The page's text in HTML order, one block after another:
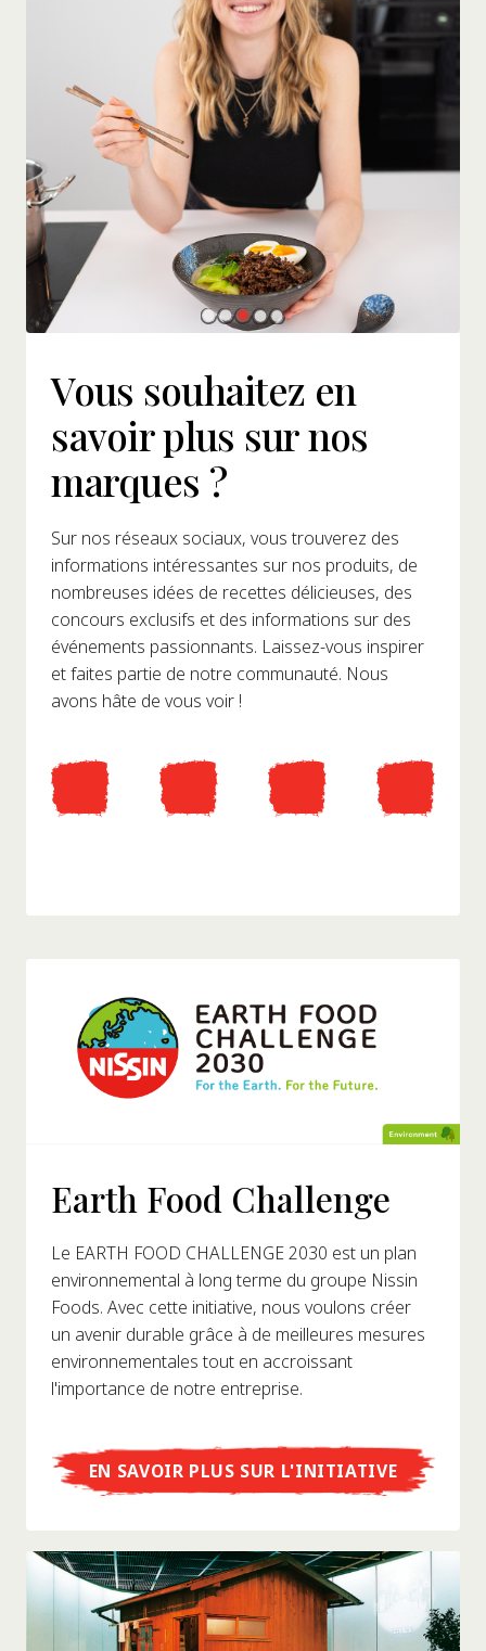
Vous souhaitez en
savoir plus sur nos
marques ?
Sur nos réseaux sociaux, vous trouverez des
informations intéressantes sur nos produits, de
nombreuses idées de recettes délicieuses, des
concours exclusifs et des informations sur des
événements passionnants. Laissez-vous inspirer
et faites partie de notre communauté. Nous
avons hâte de vous voir !
Earth Food Challenge
Le EARTH FOOD CHALLENGE 2030 est un plan
environnemental à long terme du groupe Nissin
Foods. Avec cette initiative, nous voulons créer
un avenir durable grâce à de meilleures mesures
environnementales tout en accroissant
l'importance de notre entreprise.
EN SAVOIR PLUS SUR L'INITIATIVE